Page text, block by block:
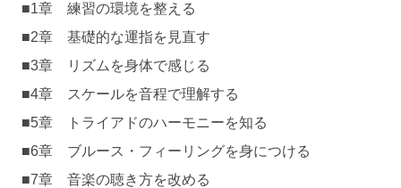
■1章 練習の環境を整える
■2章 基礎的な運指を見直す
■3章 リズムを身体で感じる
■4章 スケールを音程で理解する
■5章 トライアドのハーモニーを知る
■6章 ブルース・フィーリングを身につける
■7章 音楽の聴き方を改める